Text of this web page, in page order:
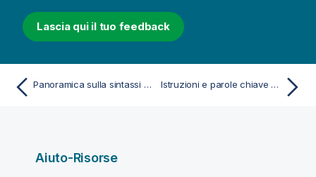
Lascia qui il tuo feedback
Panoramica sulla sintassi dello script Istruzioni e parole chiave dello script
Aiuto-Risorse